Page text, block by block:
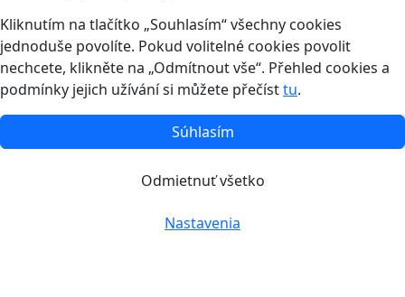
Kliknutím na tlačítko „Souhlasím“ všechny cookies
jednoduše povolíte. Pokud volitelné cookies povolit
nechcete, klikněte na „Odmítnout vše“. Přehled cookies a
podmínky jejich užívání si můžete přečísttu.
Súhlasím
Odmietnuť všetko
Nastavenia